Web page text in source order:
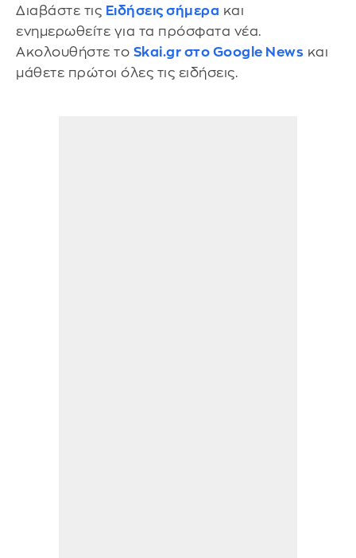
Διαβάστε τις Ειδήσεις σήμερα και
ενημερωθείτε για τα πρόσφατα νέα.
Ακολουθήστε το Skai.gr στο Google News και
μάθετε πρώτοι όλες τις ειδήσεις.